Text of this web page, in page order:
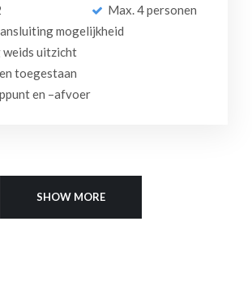
Max. 4 personen
mogelijkheid
weids uitzicht
toegestaan
en –afvoer
SHOW MORE